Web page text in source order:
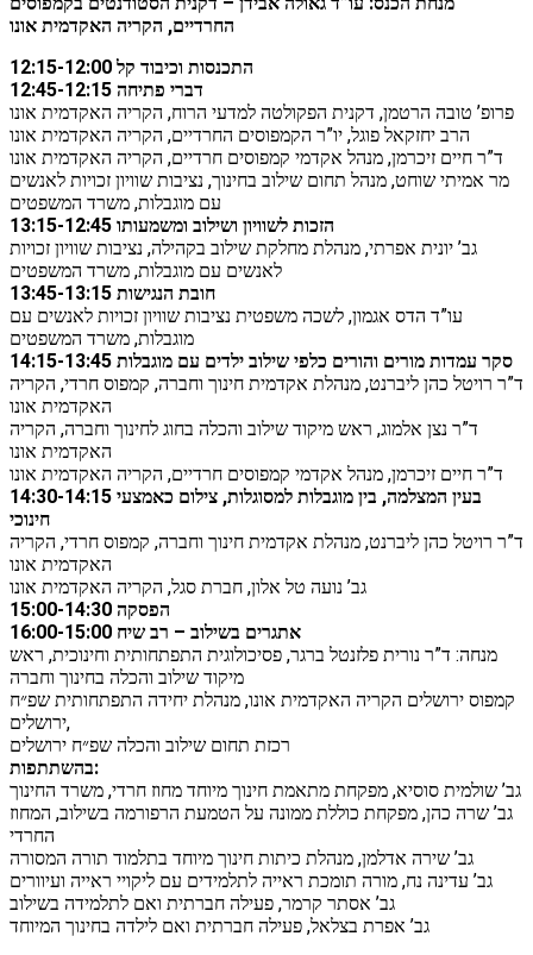
عربيه
החרדיים, הקריה האקדמית אונו
12:15-12:00 התכנסות וכיבוד קל
12:45-12:15 דברי פתיחה
פרופ’ טובה הרטמן, דקנית הפקולטה למדעי הרוח, הקריה האקדמית אונו
הרב יחזקאל פוגל, יו”ר הקמפוסים החרדיים, הקריה האקדמית אונו
ד”ר חיים זיכרמן, מנהל אקדמי קמפוסים חרדיים, הקריה האקדמית אונו
מר אמיתי שוחט, מנהל תחום שילוב בחינוך, נציבות שוויון זכויות לאנשים
עם מוגבלות, משרד המשפטים
13:15-12:45 הזכות לשוויון ושילוב ומשמעותו
גב’ יונית אפרתי, מנהלת מחלקת שילוב בקהילה, נציבות שוויון זכויות
לאנשים עם מוגבלות, משרד המשפטים
13:45-13:15 חובת הנגישות
עו”ד הדס אגמון, לשכה משפטית נציבות שוויון זכויות לאנשים עם
מוגבלות, משרד המשפטים
14:15-13:45 סקר עמדות מורים והורים כלפי שילוב ילדים עם מוגבלות
ד”ר רויטל כהן ליברנט, מנהלת אקדמית חינוך וחברה, קמפוס חרדי, הקריה
האקדמית אונו
ד”ר נצן אלמוג, ראש מיקוד שילוב והכלה בחוג לחינוך וחברה, הקריה
האקדמית אונו
ד”ר חיים זיכרמן, מנהל אקדמי קמפוסים חרדיים, הקריה האקדמית אונו
14:30-14:15 בעין המצלמה, בין מוגבלות למסוגלות, צילום כאמצעי
חינוכי
ד”ר רויטל כהן ליברנט, מנהלת אקדמית חינוך וחברה, קמפוס חרדי, הקריה
האקדמית אונו
גב’ נועה טל אלון, חברת סגל, הקריה האקדמית אונו
15:00-14:30 הפסקה
16:00-15:00 אתגרים בשילוב – רב שיח
מנחה: ד”ר נורית פלזנטל ברגר, פסיכולוגית התפתחותית וחינוכית, ראש
מיקוד שילוב והכלה בחינוך וחברה
קמפוס ירושלים הקריה האקדמית אונו, מנהלת יחידה התפתחותית שפ״ח
ירושלים,
רכזת תחום שילוב והכלה שפ״ח ירושלים
בהשתתפות:
גב’ שולמית סוסיא, מפקחת מתאמת חינוך מיוחד מחוז חרדי, משרד החינוך
גב’ שרה כהן, מפקחת כוללת ממונה על הטמעת הרפורמה בשילוב, המחוז
החרדי
גב’ שירה אדלמן, מנהלת כיתות חינוך מיוחד בתלמוד תורה המסורה
גב’ עדינה נח, מורה תומכת ראייה לתלמידים עם ליקויי ראייה ועיוורים
גב’ אסתר קרמר, פעילה חברתית ואם לתלמידה בשילוב
גב’ אפרת בצלאל, פעילה חברתית ואם לילדה בחינוך המיוחד